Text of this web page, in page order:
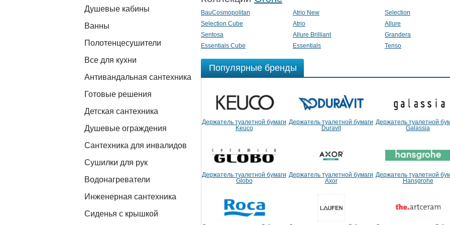
Душевые кабины
Ванны
Полотенцесушители
Все для кухни
Антивандальная сантехника
Готовые решения
Детская сантехника
Душевые ограждения
Сантехника для инвалидов
Сушилки для рук
Водонагреватели
Инженерная сантехника
Сиденья с крышкой
BauCosmopolitan Atrio New
Selection
Selection Cube
Atrio
Allure
Sentosa
Allure Brilliant
Grandera
Essentials Cube
Essentials Tenso
Популярные бренды
Держатель туалетной бумаги
Keuco
Держатель туалетной бумаги
Duravit
Держатель туалетной
Galassia
Держатель туалетной бумаги
Globo
Держатель туалетной бумаги
Axor
Держатель туалетной
Hansgrohe